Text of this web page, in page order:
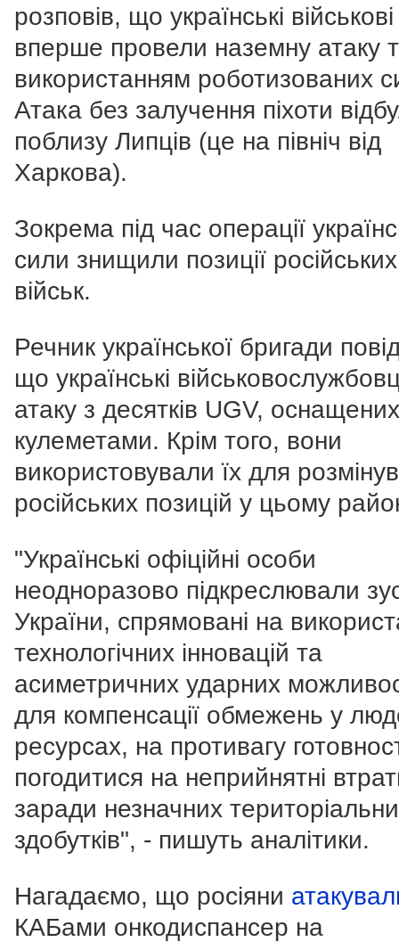
розповів, що українські військові
вперше провели наземну атаку
використанням роботизованих
Атака без залучення піхоти
поблизу Липців (це на північ від
Харкова).
Зокрема під час операції
сили знищили позиції російських
військ.
Речник української бригади
що українські
атаку з десятків UGV, оснащених
кулеметами. Крім того, вони
використовували їх для
російських позицій у цьому
"Українські офіційні особи
неодноразово підкреслювали
України, спрямовані на
технологічних інновацій та
асиметричних ударних
для компенсації обмежень у
ресурсах, на противагу
погодитися на неприйнятні
заради незначних
здобутків", - пишуть аналітики.
Нагадаємо, що росіяни
КАБами онкодиспансер на